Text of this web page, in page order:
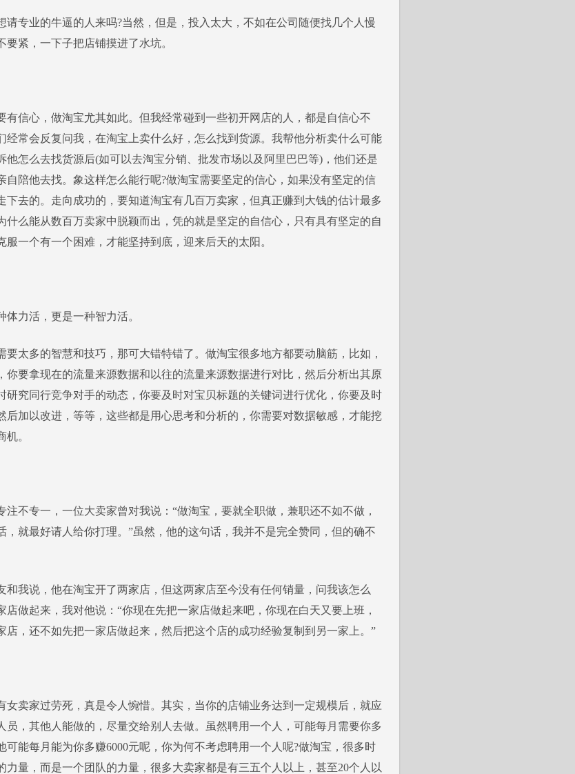
专业的牛逼的人来吗?当然，但是，投入太大，不如在公司随便找几个人慢
要紧，一下子把店铺摸进了水坑。
信心，做淘宝尤其如此。但我经常碰到一些初开网店的人，都是自信心不
经常会反复问我，在淘宝上卖什么好，怎么找到货源。我帮他分析卖什么可能
他怎么去找货源后(如可以去淘宝分销、批发市场以及阿里巴巴等)，他们还是
自陪他去找。象这样怎么能行呢?做淘宝需要坚定的信心，如果没有坚定的信
下去的。走向成功的，要知道淘宝有几百万卖家，但真正赚到大钱的估计最多
什么能从数百万卖家中脱颖而出，凭的就是坚定的自信心，只有具有坚定的自
服一个有一个困难，才能坚持到底，迎来后天的太阳。
力活，更是一种智力活。
多的智慧和技巧，那可大错特错了。做淘宝很多地方都要动脑筋，比如，
你要拿现在的流量来源数据和以往的流量来源数据进行对比，然后分析出其原
研究同行竞争对手的动态，你要及时对宝贝标题的关键词进行优化，你要及时
后加以改进，等等，这些都是用心思考和分析的，你需要对数据敏感，才能挖
。
专一，一位大卖家曾对我说：“做淘宝，要就全职做，兼职还不如不做，
，就最好请人给你打理。”虽然，他的这句话，我并不是完全赞同，但的确不
我说，他在淘宝开了两家店，但这两家店至今没有任何销量，问我该怎么
店做起来，我对他说：“你现在先把一家店做起来吧，你现在白天又要上班，
店，还不如先把一家店做起来，然后把这个店的成功经验复制到另一家上。”
卖家过劳死，真是令人惋惜。其实，当你的店铺业务达到一定规模后，就应
员，其他人能做的，尽量交给别人去做。虽然聘用一个人，可能每月需要你多
可能每月能为你多赚6000元呢，你为何不考虑聘用一个人呢?做淘宝，很多时
力量，而是一个团队的力量，很多大卖家都是有三五个人以上，甚至20个人以